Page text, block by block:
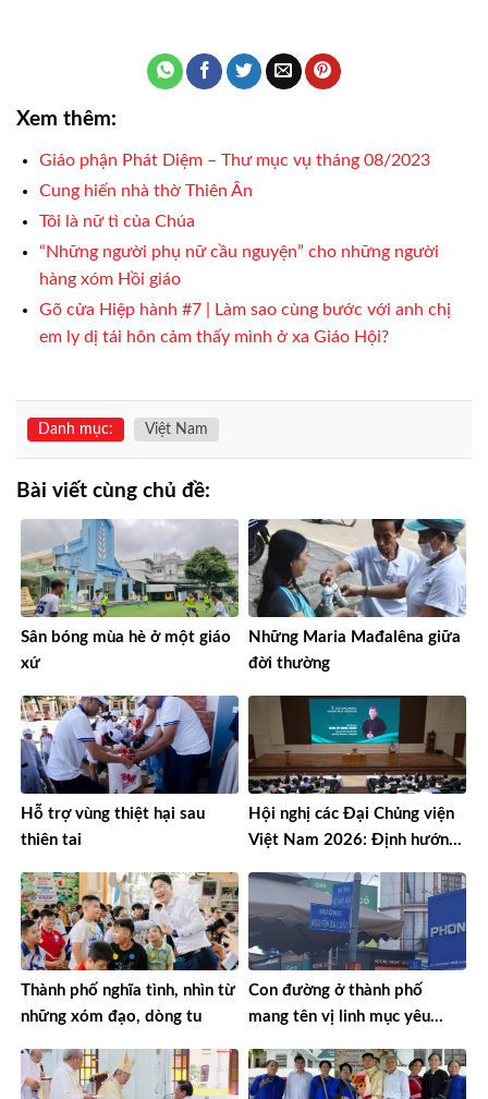
Xem thêm:
Giáo phận Phát Diệm – Thư mục vụ tháng 08/2023
Cung hiến nhà thờ Thiên Ân
Tôi là nữ tì của Chúa
“Những người phụ nữ cầu nguyện” cho những người
hàng xóm Hồi giáo
Gõ cửa Hiệp hành #7 | Làm sao cùng bước với anh chị
em ly dị tái hôn cảm thấy mình ở xa Giáo Hội?
Danh mục: Việt Nam
Bài viết cùng chủ đề:
Sân bóng mùa hè ở một giáo
xứ
Những Maria Mađalêna giữa
đời thường
Hỗ trợ vùng thiệt hại sau
thiên tai
Hội nghị các Đại Chủng viện
Việt Nam 2026: Định hướng
Thành phố nghĩa tình, nhìn từ
những xóm đạo, dòng tu
Con đường ở thành phố
mang tên vị linh mục yêu